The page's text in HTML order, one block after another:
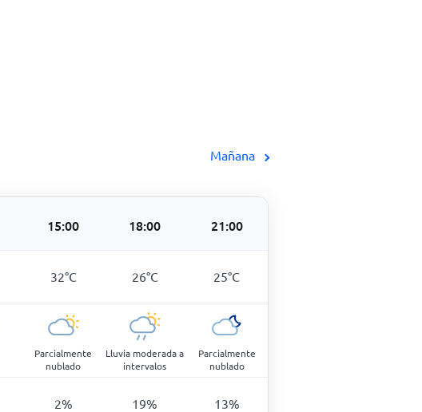
Mañana
15:00 18:00 21:00
32°C 26°C 25°C
Parcialmente
nublado
Lluvia moderada a
intervalos
Parcialmente
nublado
2% 19% 13%